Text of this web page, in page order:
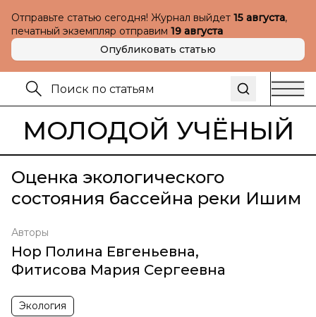
Отправьте статью сегодня! Журнал выйдет 15 августа,
печатный экземпляр отправим 19 августа
Опубликовать статью
МОЛОДОЙ УЧЁНЫЙ
Оценка экологического
состояния бассейна реки Ишим
Авторы
Нор Полина Евгеньевна,
Фитисова Мария Сергеевна
Экология